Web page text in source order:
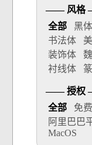
—— 风格
全部
黑体
书法体
装饰体
衬线体
—— 授权
全部
免
阿里巴巴
MacOS